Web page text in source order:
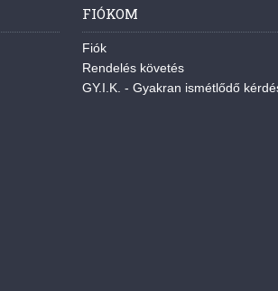
FIÓKOM
Fiók
Rendelés követés
GY.I.K. - Gyakran ismétlődő